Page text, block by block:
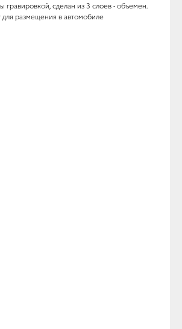
гравировкой, сделан из 3 слоев - объемен.
размещения в автомобиле